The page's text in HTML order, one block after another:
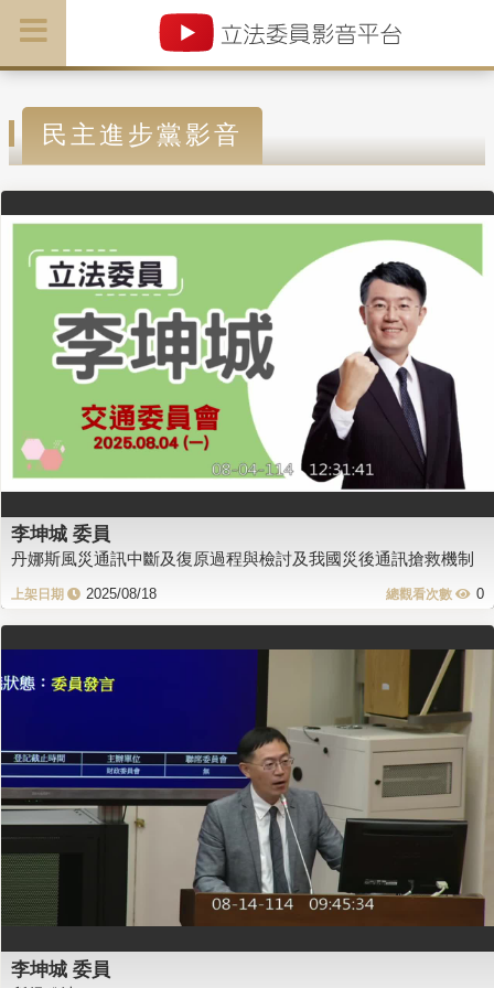
民主進步黨影音
李坤城 委員
丹娜斯風災通訊中斷及復原過程與檢討及我國災後通訊搶救機制
2025/08/18 0
李坤城 委員